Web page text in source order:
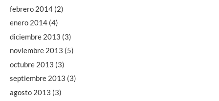
febrero 2014 (2)
enero 2014 (4)
diciembre 2013 (3)
noviembre 2013 (5)
octubre 2013 (3)
septiembre 2013 (3)
agosto 2013 (3)